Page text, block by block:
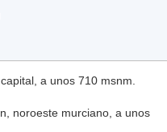
a unos 710 msnm.
noroeste murciano, a unos